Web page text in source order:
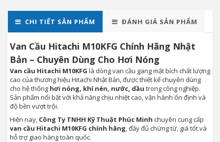
CHI TIẾT SẢN PHẨM ĐÁNH GIÁ SẢN PHẨM
Van Cầu Hitachi M10KFG Chính Hãng Nhật
Bản – Chuyên Dùng Cho Hơi Nóng
Van cầu Hitachi M10KFG là dòng van cầu gang mặt bích chất lượng
cao của thương hiệu Hitachi Nhật Bản, được thiết kế chuyên dùng
cho hệ thống hơi nóng, khí nén, nước, dầu trong công nghiệp.
Sản phẩm nổi bật với khả năng chịu nhiệt cao, vận hành ổn định và
độ bền vượt trội.
Hiện nay, Công Ty TNHH Kỹ Thuật Phúc Minh chuyên cung cấp
van cầu Hitachi M10KFG chính hãng, đầy đủ chứng từ, giá tốt và
hỗ trợ giao hàng toàn quốc.